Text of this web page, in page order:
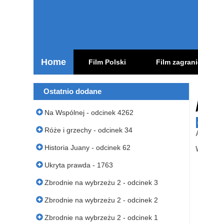
Home Film Polski Film
Ostatnio dodane
Na Wspólnej - odcinek 4262
Róże i grzechy - odcinek 34
Historia Juany - odcinek 62
Ukryta prawda - 1763
Zbrodnie na wybrzeżu 2 - odcinek 3
Zbrodnie na wybrzeżu 2 - odcinek 2
Zbrodnie na wybrzeżu 2 - odcinek 1